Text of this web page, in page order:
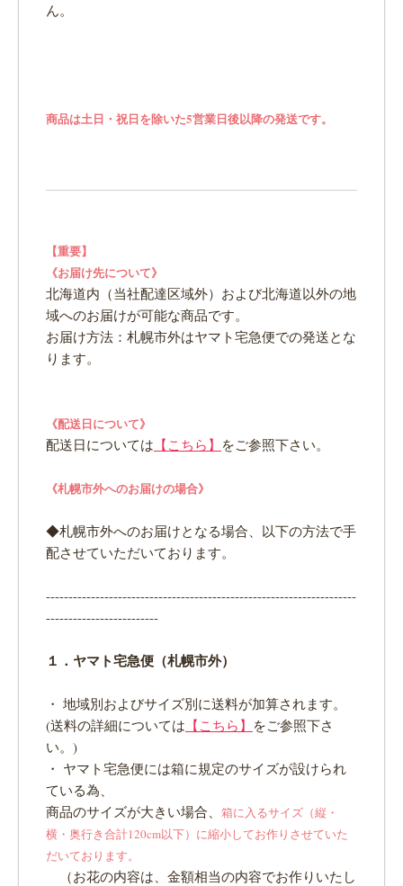
ん。
商品は土日・祝日を除いた5営業日後以降の発送です。
【重要】
《お届け先について》
北海道内（当社配達区域外）および北海道以外の地
域へのお届けが可能な商品です。
お届け方法：札幌市外はヤマト宅急便での発送とな
ります。
《配送日について》
配送日については 【こちら】 をご参照下さい。
《札幌市外へのお届けの場合》
◆札幌市外へのお届けとなる場合、以下の方法で手
配させていただいております。
---------------------------------------------------------------------
-------------------------
１．ヤマト宅急便（札幌市外）
・ 地域別およびサイズ別に送料が加算されます。
(送料の詳細については 【こちら】 をご参照下さ
い。)
・ ヤマト宅急便には箱に規定のサイズが設けられ
ている為、
商品のサイズが大きい場合、 箱に入るサイズ（縦・
横・奥行き合計120cm以下）に縮小してお作りさせていた
だいております。
（お花の内容は、金額相当の内容でお作りいたし